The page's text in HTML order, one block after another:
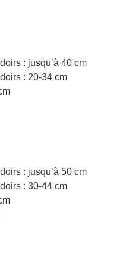
: jusqu’à 40 cm
: 20-34 cm
: jusqu’à 50 cm
: 30-44 cm